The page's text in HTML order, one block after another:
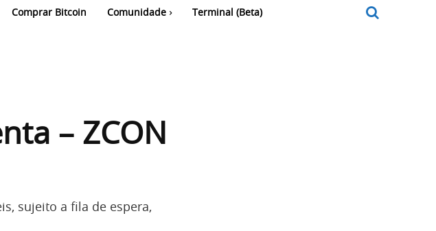
Comprar Bitcoin Comunidade Terminal (Beta)
– ZCON
sujeito a fila de espera,